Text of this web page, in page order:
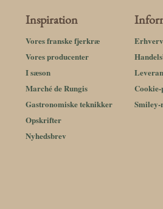
Inspiration
Vores franske fjerkræ
Vores producenter
I sæson
Marché de Rungis
Gastronomiske teknikker
Opskrifter
Nyhedsbrev